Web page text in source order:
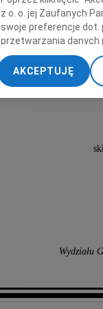
Wydziału
z o. o. jej Zaufanych
swoje preferencje dot.
przetwarzania danych
„Ustawienia
My, nasi Zaufani
dokładnych danych
Przechowywanie
treści, badnie
AKCEPTUJĘ